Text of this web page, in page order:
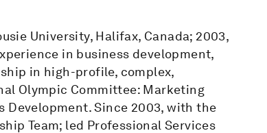
University, Halifax, Canada; 2003,
in business development,
in high-profile, complex,
Olympic Committee: Marketing
Development. Since 2003, with the
Team; led Professional Services